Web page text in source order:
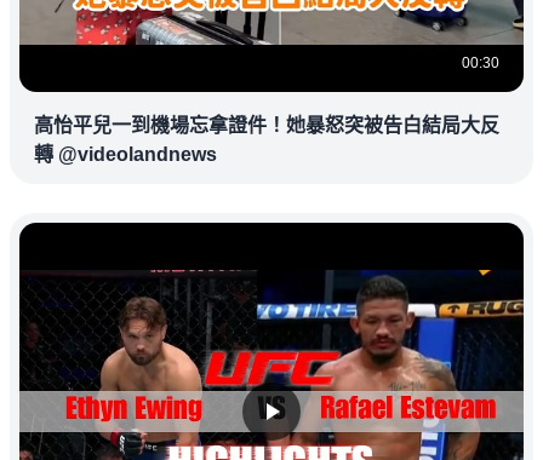
00:30
高怡平兒一到機場忘拿證件！她暴怒突被告白結局大反
轉 @videolandnews